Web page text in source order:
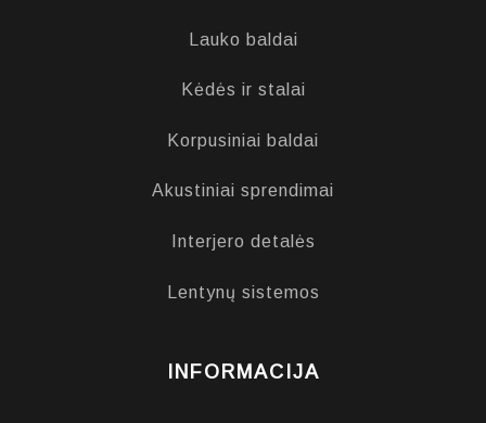
Lauko baldai
Kėdės ir stalai
Korpusiniai baldai
Akustiniai sprendimai
Interjero detalės
Lentynų sistemos
INFORMACIJA